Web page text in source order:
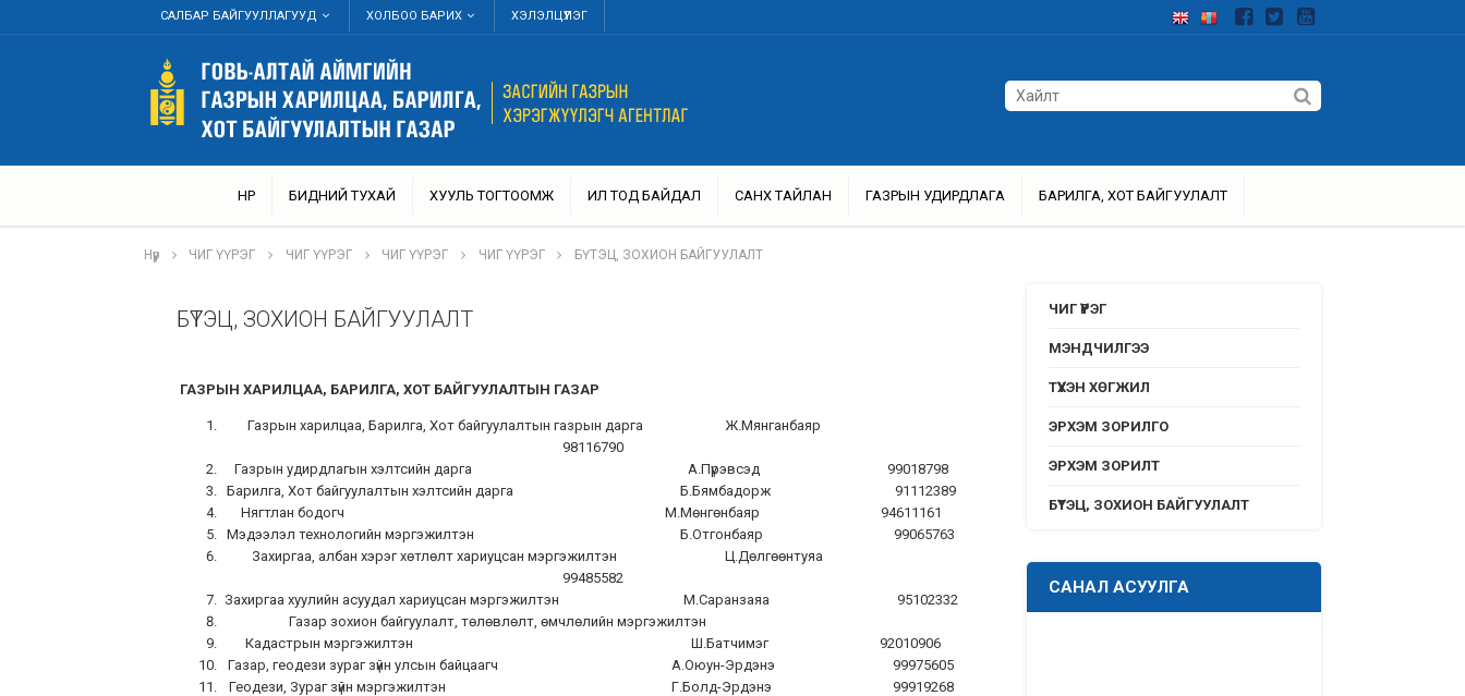
САЛБАР БАЙГУУЛЛАГУУД ХОЛБОО БАРИХ ХЭЛЭЛЦҮҮЛЭГ
НҮҮР БИДНИЙ ТУХАЙ ХУУЛЬ ТОГТООМЖ ИЛ ТОД БАЙДАЛ САНХҮҮ ТАЙЛАН ГАЗРЫН УДИРДЛАГА БАРИЛГА, ХОТ БАЙГУУЛАЛТ
Нүүр ЧИГ ҮҮРЭГ ЧИГ ҮҮРЭГ ЧИГ ҮҮРЭГ ЧИГ ҮҮРЭГ БҮТЭЦ, ЗОХИОН БАЙГУУЛАЛТ
БҮТЭЦ, ЗОХИОН БАЙГУУЛАЛТ
ГАЗРЫН ХАРИЛЦАА, БАРИЛГА, ХОТ БАЙГУУЛАЛТЫН ГАЗАР
Газрын харилцаа, Барилга, Хот байгуулалтын газрын дарга Ж.Мянганбаяр
98116790
Газрын удирдлагын хэлтсийн дарга А.Пүрэвсэд 99018798
Барилга, Хот байгуулалтын хэлтсийн дарга Б.Бямбадорж 91112389
Нягтлан бодогч М.Мөнгөнбаяр 94611161
Мэдээлэл технологийн мэргэжилтэн Б.Отгонбаяр 99065763
Захиргаа, албан хэрэг хөтлөлт хариуцсан мэргэжилтэн Ц.Дөлгөөнтуяа
99485582
Захиргаа хуулийн асуудал хариуцсан мэргэжилтэн М.Саранзаяа 95102332
Газар зохион байгуулалт, төлөвлөлт, өмчлөлийн мэргэжилтэн
Кадастрын мэргэжилтэн Ш.Батчимэг 92010906
Газар, геодези зураг зүйн улсын байцаагч А.Оюун-Эрдэнэ 99975605
Геодези, Зураг зүйн мэргэжилтэн Г.Болд-Эрдэнэ 99919268
ЧИГ ҮҮРЭГ
МЭНДЧИЛГЭЭ
ТҮҮХЭН ХӨГЖИЛ
ЭРХЭМ ЗОРИЛГО
ЭРХЭМ ЗОРИЛТ
БҮТЭЦ, ЗОХИОН БАЙГУУЛАЛТ
САНАЛ АСУУЛГА